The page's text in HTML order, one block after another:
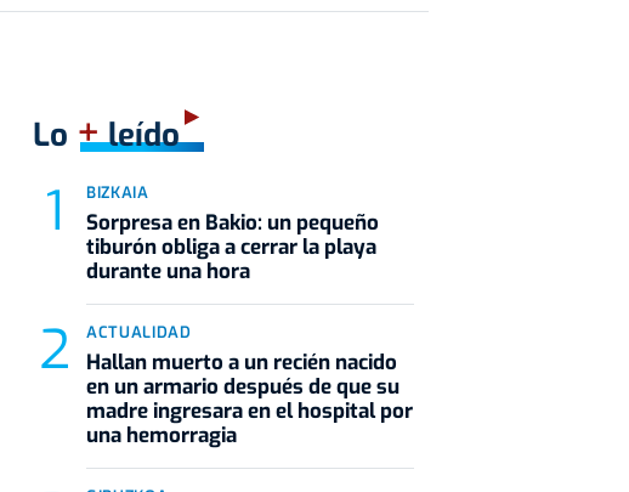
Lo +leído
BIZKAIA
Sorpresa en Bakio: un pequeño
tiburón obliga a cerrar la playa
durante una hora
ACTUALIDAD
Hallan muerto a un recién nacido
en un armario después de que su
madre ingresara en el hospital por
una hemorragia